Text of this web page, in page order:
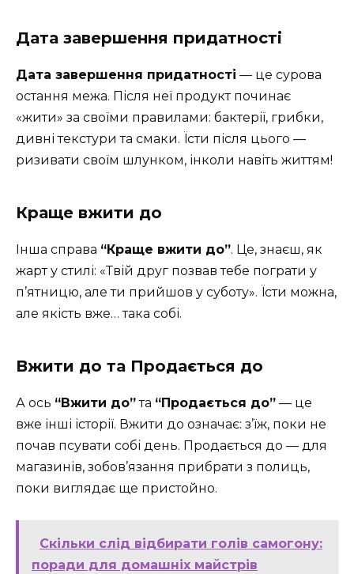
Дата завершення придатності
Дата завершення придатності — це сурова
остання межа. Після неї продукт починає
«жити» за своїми правилами: бактерії, грибки,
дивні текстури та смаки. Їсти після цього —
ризивати своїм шлунком, інколи навіть життям!
Краще вжити до
Інша справа “Краще вжити до”. Це, знаєш, як
жарт у стилі: «Твій друг позвав тебе пограти у
п’ятницю, але ти прийшов у суботу». Їсти можна,
але якість вже… така собі.
Вжити до та Продається до
А ось “Вжити до”та “Продається до” — це
вже інші історії. Вжити до означає: з’їж, поки не
почав псувати собі день. Продається до — для
магазинів, зобов’язання прибрати з полиць,
поки виглядає ще пристойно.
Скільки слід відбирати голів самогону:
поради для домашніх майстрів